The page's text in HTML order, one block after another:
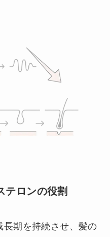
テロンの役割
長期を持続させ、髪の